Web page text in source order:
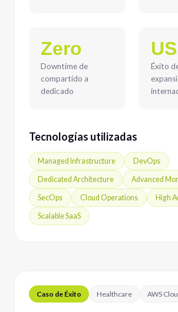
Zero
Downtime de
compartido a
dedicado
US
Éxito
Tecnologías utilizadas
Managed Infrastructure DevOps
Dedicated Architecture Advanced
SecOps Cloud Operations High
Scalable SaaS
Caso de Éxito Healthcare AWS